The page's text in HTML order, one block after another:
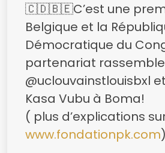
🇨🇩🇧🇪C’est une
Belgique et la
Démocratique du
partenariat rassemble
@uclouvainstlouisbxl
Kasa Vubu à Boma!
( plus d’explications
www.fondationpk.com)